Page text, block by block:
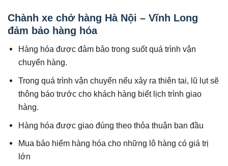
Chành xe chở hàng Hà Nội – Vĩnh Long
đảm bảo hàng hóa
Hàng hóa được đảm bảo trong suốt quá trình vận
chuyển hàng.
Trong quá trình vận chuyển nếu xảy ra thiên tai, lũ lụt sẽ
thông báo trước cho khách hàng biết lịch trình giao
hàng.
Hàng hóa được giao đúng theo thỏa thuận ban đầu
Mua bảo hiểm hàng hóa cho những lô hàng có giá trị
lớn